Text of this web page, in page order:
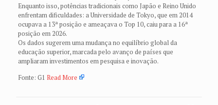
Enquanto isso, potências tradicionais como Japão e Reino Unido
enfrentam dificuldades: a Universidade de Tokyo, que em 2014
ocupava a 13ª posição e ameaçava o Top 10, caiu para a 16ª
posição em 2026.
Os dados sugerem uma mudança no equilíbrio global da
educação superior, marcada pelo avanço de países que
ampliaram investimentos em pesquisa e inovação.
Fonte: G1 Read More